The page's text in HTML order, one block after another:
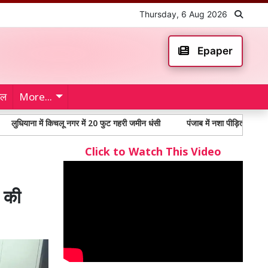
Thursday, 6 Aug 2026
Epaper
More...
किचलू नगर में 20 फुट गहरी जमीन धंसी पंजाब में नशा पीड़ितों में 65% से अधिक
Click to Watch This Video